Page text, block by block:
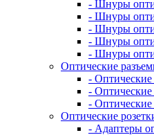
- Шнуры
- Шнуры
- Шнуры
- Шнуры
- Шнуры
Оптические
- Оптические
- Оптические
-
Оптические
- Адаптеры